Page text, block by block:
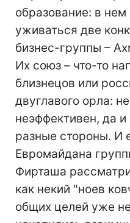
образование: в
уживаться две
бизнес-группы –
Их союз – что-то
близнецов или
двуглавого орла:
неэффективен, да
разные стороны. И
Евромайдана
Фирташа
как некий "ноев
общих целей уже